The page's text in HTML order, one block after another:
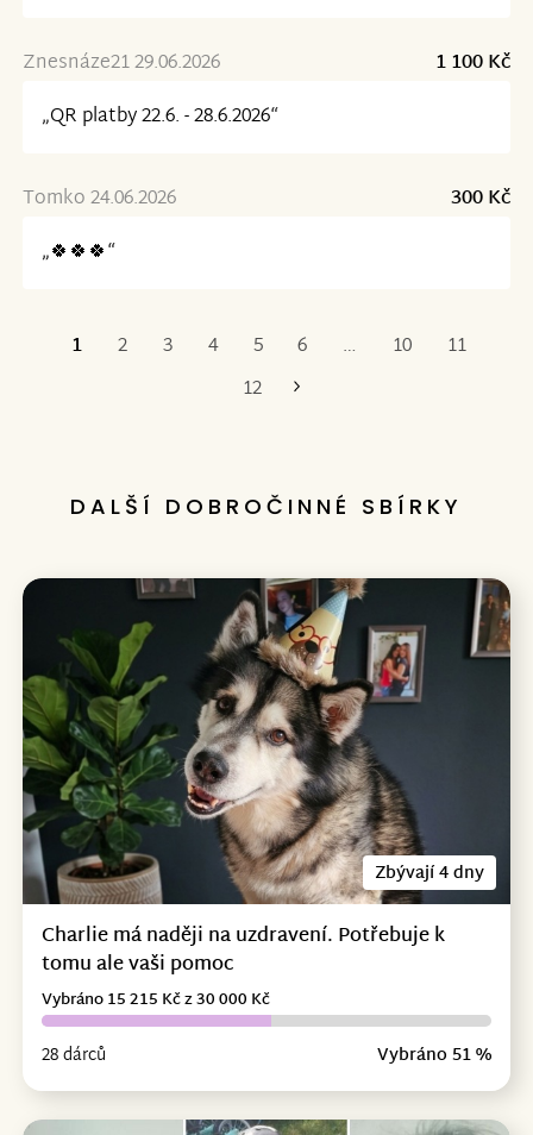
Znesnáze21 29.06.2026
1 100 Kč
„QR platby 22.6. - 28.6.2026“
Tomko 24.06.2026
300 Kč
„🍀🍀🍀“
1 2 3 4 5 6 … 10
11
12
Poslední
DALŠÍ DOBROČINNÉ SBÍRKY
Zbývají 4 dny
Charlie má naději na uzdravení. Potřebuje k
tomu ale vaši pomoc
28 dárců Vybráno 51 %
Vybráno 15 215 Kč z 30 000 Kč